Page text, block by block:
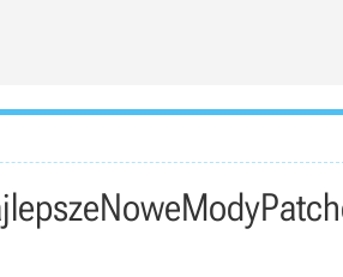
NoweMody